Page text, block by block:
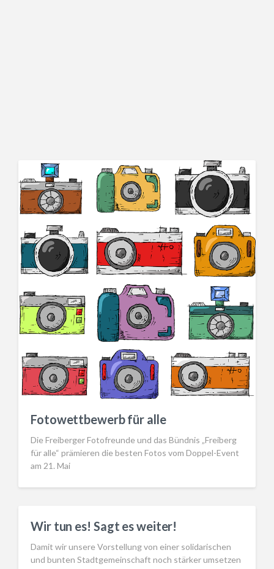
Fotowettbewerb für alle
Die Freiberger Fotofreunde und das Bündnis „Freiberg
für alle“ prämieren die besten Fotos vom Doppel-Event
am 21. Mai
Wir tun es! Sagt es weiter!
Damit wir unsere Vorstellung von einer solidarischen
und bunten Stadtgemeinschaft noch stärker umsetzen